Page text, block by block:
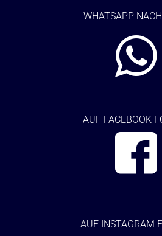
WHATSAPP
AUF FACEBOOK
AUF INSTAGRAM